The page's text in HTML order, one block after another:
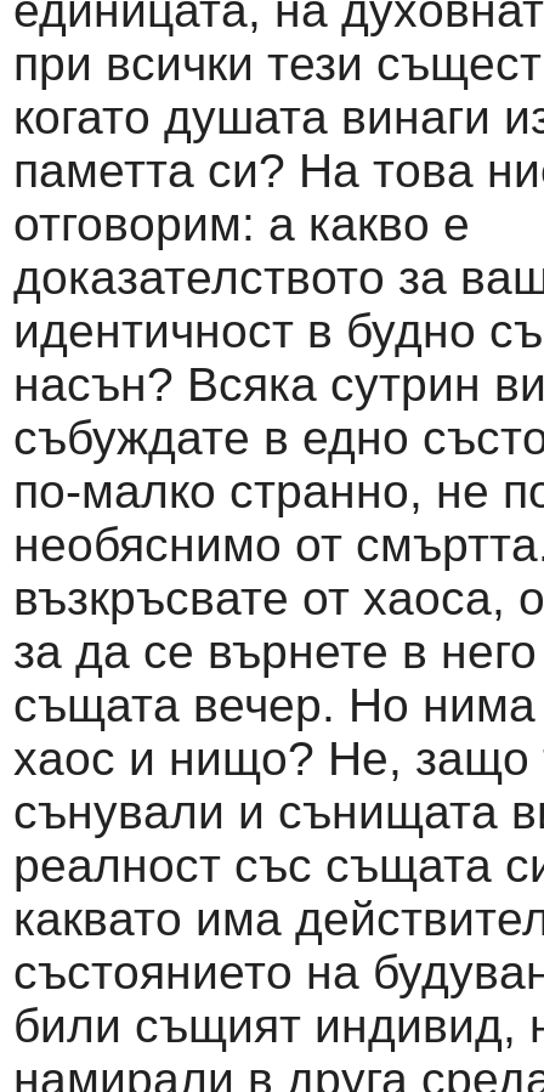
при всички тези
когато душата винаги
паметта си? На това
отговорим: а какво е
доказателството за
идентичност в будно
насън? Всяка сутрин
събуждате в едно
по-малко странно, не
необяснимо от
възкръсвате от хаоса,
за да се върнете в
същата вечер. Но нима
хаос и нищо? Не, защо
сънували и сънищата
реалност със същата
каквато има
състоянието на
били същият индивид,
намирали в друга